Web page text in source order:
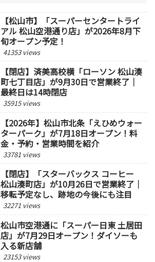
【松山市】「スーパーセンタートライ
アル 松山空港通り店」が2026年8月下
旬オープン予定！
41353 views
【閉店】済美高校横「ローソン 松山湊
町七丁目店」が9月30日で営業終了｜
最終日は14時閉店
35915 views
【2026年】松山市北条「えひめウォー
ターパーク」が7月18日オープン！料
金・予約・営業時間を紹介
33781 views
【閉店】「スターバックス コーヒー
松山湊町店」が10月26日で営業終了｜
移転予定なし、跡地の今後にも注目
32271 views
松山市空港通に「スーパー日東 土居田
店」が7月29日オープン！ダイソーも
入る新店舗
23153 views